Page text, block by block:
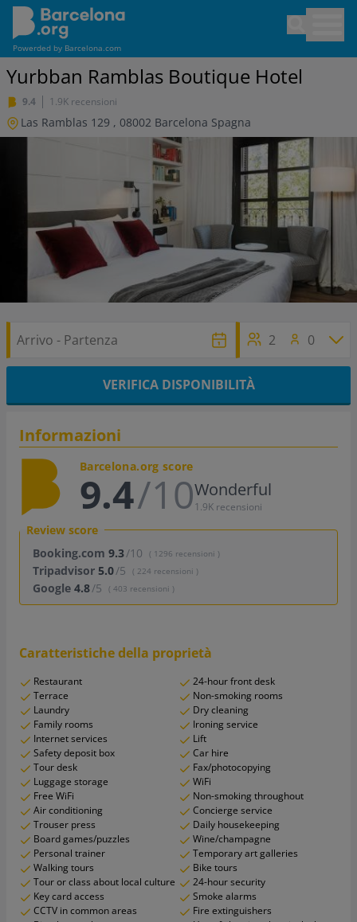
Salta
contenuto
principale
Powerded by Barcelona.com
Yurbban Ramblas Boutique Hotel
9.4 1.9K recensioni
Las Ramblas 129 , 08002 Barcelona Spagna
2 0
VERIFICA DISPONIBILITÀ
Informazioni
Barcelona.org score
9.4/10Wonderful
1.9K recensioni
Review score
Booking.com 9.3/10 ( 1296 recensioni )
Tripadvisor 5.0/5 ( 224 recensioni )
Google 4.8/5 ( 403 recensioni )
Caratteristiche della proprietà
Restaurant
24-hour front desk
Terrace
Non-smoking rooms
Laundry
Dry cleaning
Family rooms
Ironing service
Internet services
Lift
Safety deposit box
Car hire
Tour desk
Fax/photocopying
Luggage storage
WiFi
Free WiFi
Non-smoking throughout
Air conditioning
Concierge service
Trouser press
Daily housekeeping
Board games/puzzles
Wine/champagne
Personal trainer
Temporary art galleries
Walking tours
Bike tours
Tour or class about local culture
24-hour security
Key card access
Smoke alarms
CCTV in common areas
Fire extinguishers